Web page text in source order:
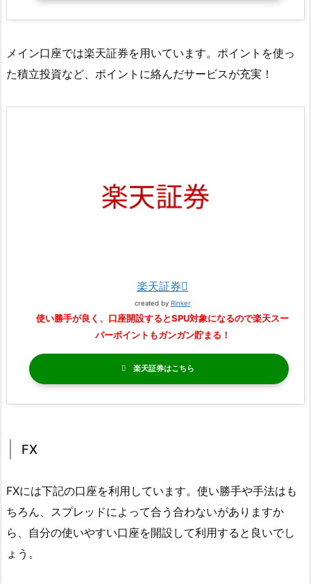
メイン口座では楽天証券を用いています。ポイントを使っ
た積立投資など、ポイントに絡んだサービスが充実！
楽天証券
created by Rinker
使い勝手が良く、口座開設するとSPU対象になるので楽天スー
パーポイントもガンガン貯まる！
楽天証券
FX
FXには下記の口座を利用しています。使い勝手や手法はも
ちろん、スプレッドによって合う合わないがありますか
ら、自分の使いやすい口座を開設して利用すると良いでし
ょう。